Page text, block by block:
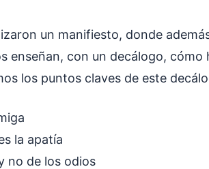
un manifiesto, donde
enseñan, con un decálogo, cómo
los puntos claves de este
la apatía
no de los odios